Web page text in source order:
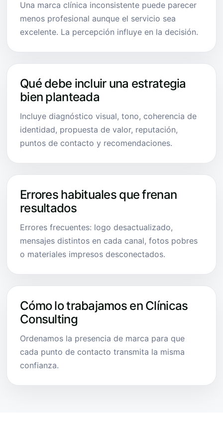
Una marca clínica inconsistente puede parecer
menos profesional aunque el servicio sea
excelente. La percepción influye en la decisión.
Qué debe incluir una estrategia
bien planteada
Incluye diagnóstico visual, tono, coherencia de
identidad, propuesta de valor, reputación,
puntos de contacto y recomendaciones.
Errores habituales que frenan
resultados
Errores frecuentes: logo desactualizado,
mensajes distintos en cada canal, fotos pobres
o materiales impresos desconectados.
Cómo lo trabajamos en Clínicas
Consulting
Ordenamos la presencia de marca para que
cada punto de contacto transmita la misma
confianza.